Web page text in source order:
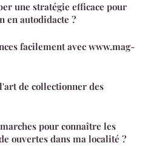
une stratégie efficace pour
en autodidacte ?
facilement avec www.mag-
de collectionner des
pour connaître les
ouvertes dans ma localité ?